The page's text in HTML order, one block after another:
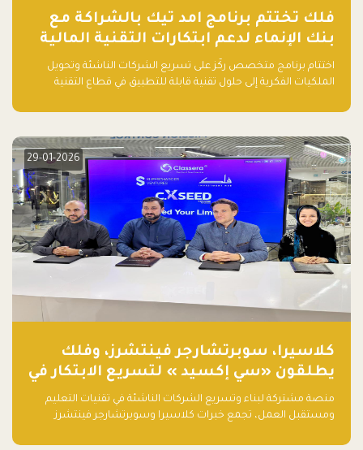
فلك تختتم برنامج امد تيك بالشراكة مع
بنك الإنماء لدعم ابتكارات التقنية المالية
اختتام برنامج متخصص ركّز على تسريع الشركات الناشئة وتحويل
الملكيات الفكرية إلى حلول تقنية قابلة للتطبيق في قطاع التقنية
29-01-2026
كلاسيرا، سوبرتشارجر فينتشرز، وفلك
يطلقون «سي إكسيد » لتسريع الابتكار في
تقنيات التعليم ومستقبل العمل
منصة مشتركة لبناء وتسريع الشركات الناشئة في تقنيات التعليم
ومستقبل العمل، تجمع خبرات كلاسيرا وسوبرتشارجر فينتشرز